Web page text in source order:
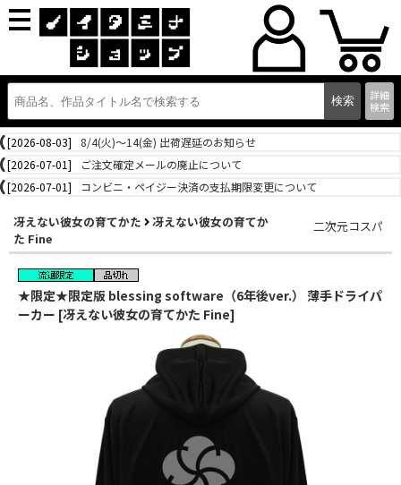
詳細
検索
[2026-08-03]
8/4(火)～14(金) 出荷遅延のお知らせ
[2026-07-01]
ご注文確定メールの廃止について
[2026-07-01]
コンビニ・ペイジー決済の支払期限変更について
冴えない彼女の育てかた
冴えない彼女の育てか
た Fine
二次元コスパ
★限定★限定版 blessing software（6年後ver.） 薄手ドライパ
ーカー [冴えない彼女の育てかた Fine]